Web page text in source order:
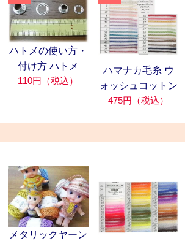
ハトメの使い方・
付け方 ハトメ
110円（税込）
ハマナカ毛糸 ウ
ォッシュコットン
475円（税込）
メタリックヤーン